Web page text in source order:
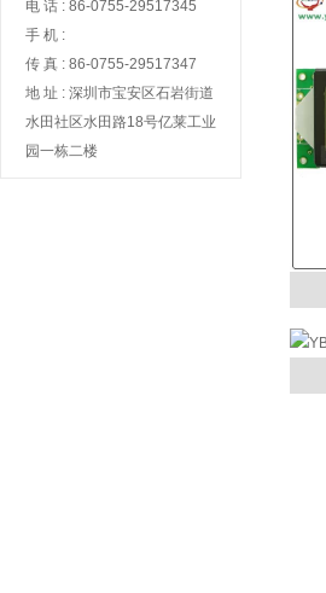
TFT2.8寸240x320彩屏
电 话 : 86-0755-29517345
手 机 :
传 真 : 86-0755-29517347
地 址 : 深圳市宝安区石岩街道
水田社区水田路18号亿莱工业
园一栋二楼